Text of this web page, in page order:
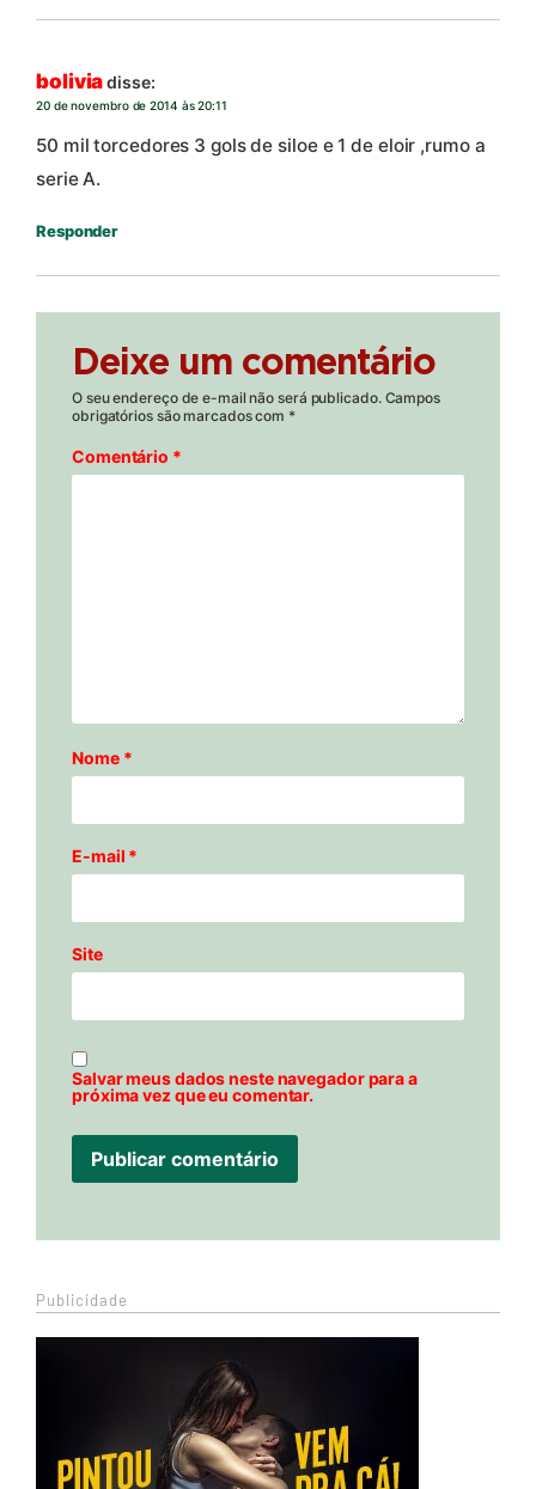
boliviadisse:
20 de novembro de 2014 às 20:11
50 mil torcedores 3 gols de siloe e 1 de eloir ,rumo a
serie A.
Responder
Deixe um comentário
O seu endereço de e-mail não será publicado. Campos
obrigatórios são marcados com *
Comentário *
Nome *
E-mail *
Site
Salvar meus dados neste navegador para a
próxima vez que eu comentar.
Publicidade